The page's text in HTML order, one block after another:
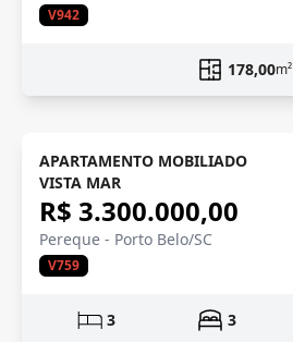
V942
178,00m²
APARTAMENTO MOBILIADO
VISTA MAR
R$ 3.300.000,00
Pereque - Porto Belo/SC
V759
3 3